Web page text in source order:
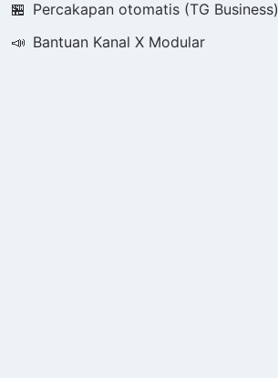
🏪 Percakapan otomatis (TG Business)
📣 Bantuan Kanal X Modular